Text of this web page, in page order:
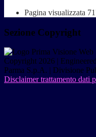
Pagina visualizzata
Sezione Copyright
Copyright 2026 |
Parma S.p.A. | Divisione
Disclaimer trattamento dati